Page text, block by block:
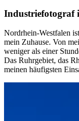
Industriefotograf
Nordrhein-Westfalen
mein Zuhause. Von
weniger als einer
Das Ruhrgebiet, das
meinen häufigsten